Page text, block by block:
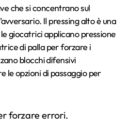
che si concentrano sul
Il pressing alto è una
giocatrici applicano pressione
di palla per forzare i
blocchi difensivi
le opzioni di passaggio per
forzare errori.